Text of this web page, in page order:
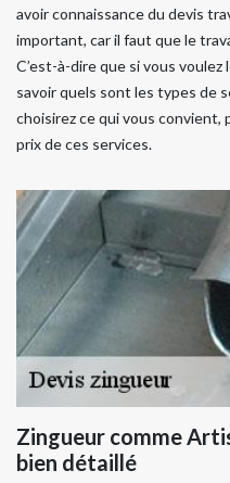
avoir connaissance du devis
important, car il faut que le
C’est-à-dire que si vous voulez
savoir quels sont les types de
choisirez ce qui vous convient,
prix de ces services.
Zingueur comme
bien détaillé